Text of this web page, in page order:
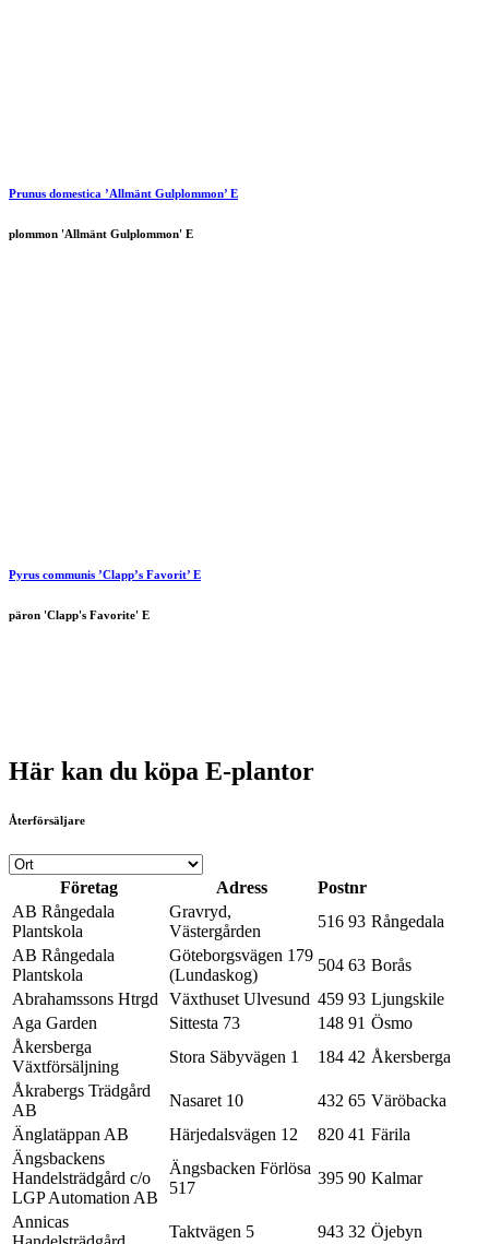
Prunus domestica ’Allmänt Gulplommon’ E
plommon 'Allmänt Gulplommon' E
Pyrus communis ’Clapp’s Favorit’ E
päron 'Clapp's Favorite' E
Här kan du köpa E-plantor
Återförsäljare
Företag Adress
Postnr
AB Rångedala
Plantskola
Gravryd,
Västergården
516 93 Rångedala
AB Rångedala
Plantskola
Göteborgsvägen 179
(Lundaskog)
504 63 Borås
Abrahamssons Htrgd Växthuset Ulvesund 459 93 Ljungskile
Aga Garden
Sittesta 73 148 91 Ösmo
Åkersberga
Växtförsäljning
Stora Säbyvägen 1 184 42 Åkersberga
Åkrabergs Trädgård
AB
Nasaret 10 432 65 Väröbacka
Änglatäppan AB
Härjedalsvägen 12 820 41 Färila
Ängsbackens
Handelsträdgård c/o
LGP Automation AB
Ängsbacken Förlösa
517
395 90 Kalmar
Annicas
Taktvägen 5 943 32 Öjebyn